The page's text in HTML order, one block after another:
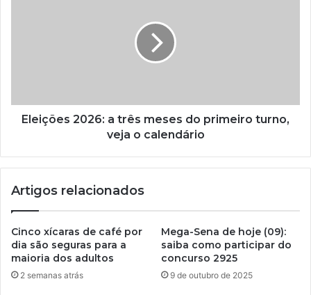
Eleições 2026: a três meses do primeiro turno,
veja o calendário
Artigos relacionados
Cinco xícaras de café por
dia são seguras para a
maioria dos adultos
2 semanas atrás
Mega-Sena de hoje (09):
saiba como participar do
concurso 2925
9 de outubro de 2025